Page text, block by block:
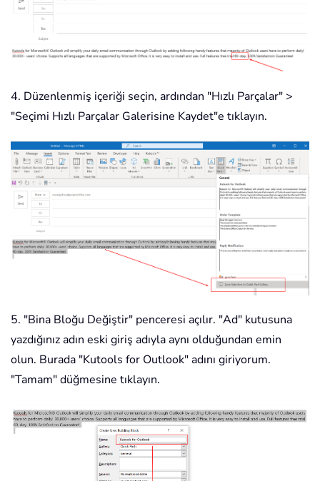
4. Düzenlenmiş içeriği seçin, ardından "Hızlı Parçalar" >
"Seçimi Hızlı Parçalar Galerisine Kaydet"e tıklayın.
5. "Bina Bloğu Değiştir" penceresi açılır. "Ad" kutusuna
yazdığınız adın eski giriş adıyla aynı olduğundan emin
olun. Burada "Kutools for Outlook" adını giriyorum.
"Tamam" düğmesine tıklayın.